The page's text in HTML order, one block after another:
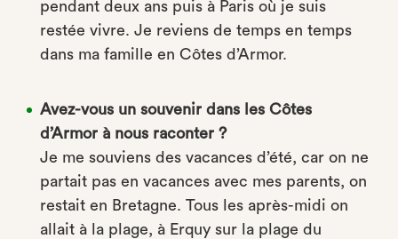
pendant deux ans puis à Paris où je suis
restée vivre. Je reviens de temps en temps
dans ma famille en Côtes d’Armor.
Avez-vous un souvenir dans les Côtes
d’Armor à nous raconter ?
Je me souviens des vacances d’été, car on ne
partait pas en vacances avec mes parents, on
restait en Bretagne. Tous les après-midi on
allait à la plage, à Erquy sur la plage du